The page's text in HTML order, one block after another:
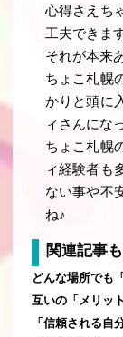
心得さえち
工夫できます
それが本来
ちょこ札幌
かりと頭に
ィさんにな
ちょこ札幌
ィ経験者も
ない事や不
ね♪
関連記事
どんな場所でも
互いの「メリッ
「信頼される自